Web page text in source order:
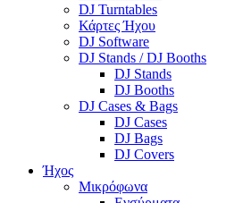
DJ Turntables
Κάρτες Ήχου
DJ Software
DJ Stands / DJ Booths
DJ Stands
DJ Booths
DJ Cases & Bags
DJ Cases
DJ Bags
DJ Covers
Ήχος
Μικρόφωνα